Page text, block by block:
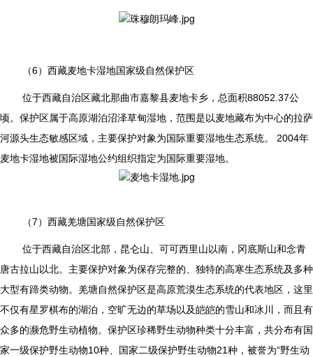
（6）西藏麦地卡湿地国家级自然保护区
位于西藏自治区藏北那曲市嘉黎县麦地卡乡，总面积88052.37公
顷。保护区属于高原湖泊沼泽草甸湿地，范围是以麦地藏布为中心的拉萨
河源头生态敏感区域，主要保护对象为国际重要湿地生态系统。 2004年
麦地卡湿地被国际湿地公约组织指定为国际重要湿地。
（7）西藏羌塘国家级自然保护区
位于西藏自治区北部，昆仑山、可可西里山以南，冈底斯山和念青
唐古拉山以北。主要保护对象为保存完整的、独特的高寒生态系统及多种
大型有蹄类动物。羌塘自然保护区是高原荒漠生态系统的代表地区，这里
不仅有星罗棋布的湖泊，空旷无边的草场以及皑皑的雪山和冰川，而且有
众多的濒危野生动植物。保护区珍稀野生动物种类十分丰富，共分布有国
家一级保护野生动物10种、国家二级保护野生动物21种，被誉为“野生动